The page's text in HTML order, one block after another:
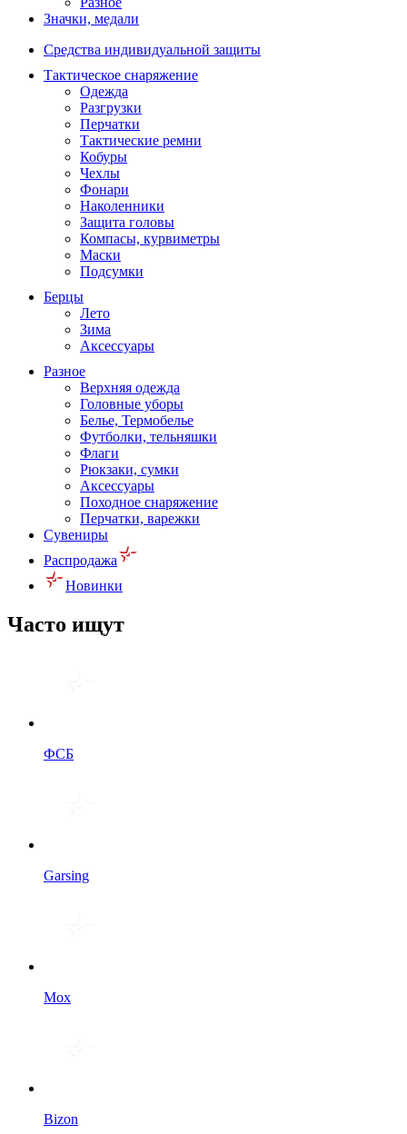
Значки, медали
Средства индивидуальной защиты
Тактическое снаряжение
Одежда
Разгрузки
Перчатки
Тактические ремни
Кобуры
Чехлы
Фонари
Наколенники
Защита головы
Компасы, курвиметры
Маски
Подсумки
Берцы
Лето
Зима
Аксессуары
Разное
Верхняя одежда
Головные уборы
Белье, Термобелье
Футболки, тельняшки
Флаги
Рюкзаки, сумки
Аксессуары
Походное снаряжение
Перчатки, варежки
Сувениры
Распродажа
Новинки
Часто ищут
ФСБ
Garsing
Мох
Bizon